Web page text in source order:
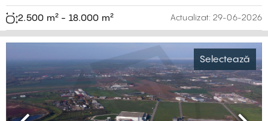
2.500 m² - 18.000 m² Actualizat: 29-06-2026
Selectează